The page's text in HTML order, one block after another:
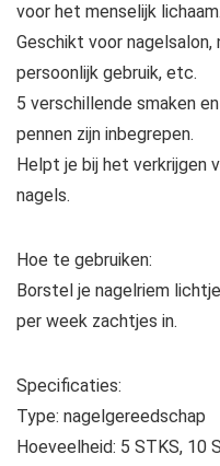
voor het menselijk lichaam.
Geschikt voor
persoonlijk gebruik, etc.
5 verschillende smaken
pennen zijn inbegrepen.
Helpt je bij het verkrijgen
nagels.
Hoe te gebruiken:
Borstel je nagelriem
per week zachtjes in.
Specificaties:
Type: nagelgereedschap
Hoeveelheid: 5 STKS, 10